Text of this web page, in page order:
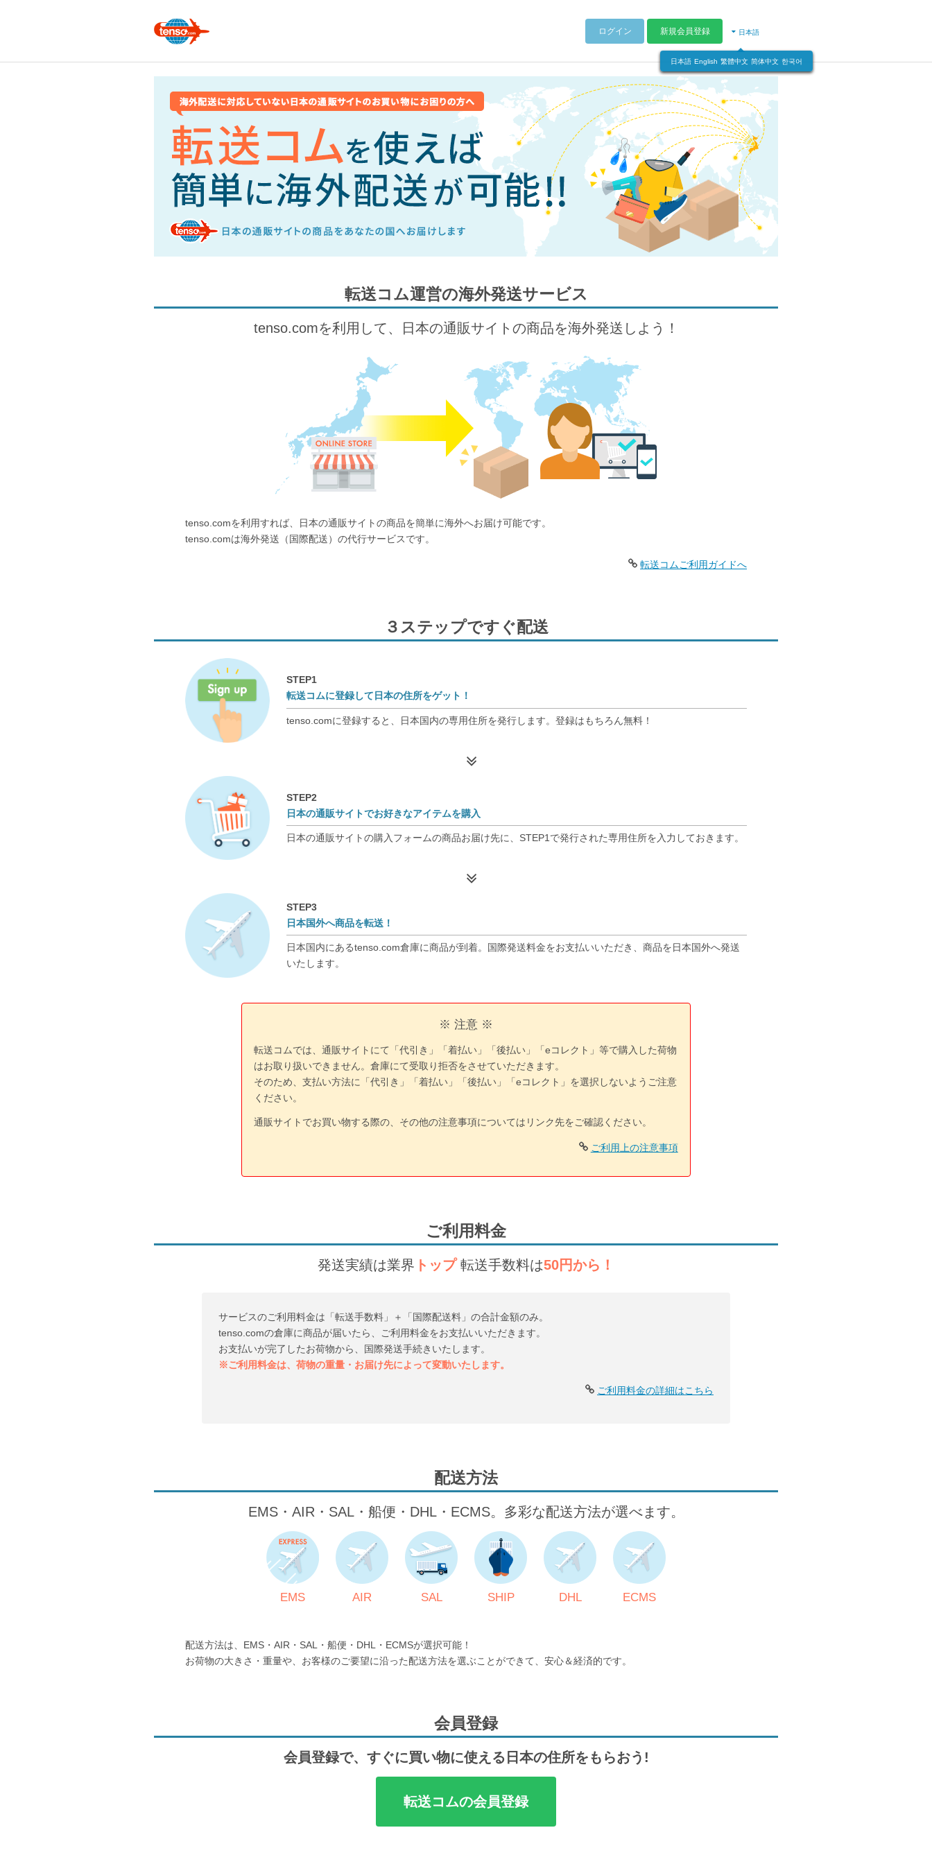
ログイン 新規会員登録 日本語
日本語 English 繁體中文 简体中文 한국어
転送コム運営の海外発送サービス
tenso.comを利用して、日本の通販サイトの商品を海外発送しよう！
tenso.comを利用すれば、日本の通販サイトの商品を簡単に海外へお届け可能です。
tenso.comは海外発送（国際配送）の代行サービスです。
転送コムご利用ガイドへ
３ステップですぐ配送
STEP1
転送コムに登録して日本の住所をゲット！
tenso.comに登録すると、日本国内の専用住所を発行します。登録はもちろん無料！
STEP2
日本の通販サイトでお好きなアイテムを購入
日本の通販サイトの購入フォームの商品お届け先に、STEP1で発行された専用住所を入力しておきます。
STEP3
日本国外へ商品を転送！
日本国内にあるtenso.com倉庫に商品が到着。国際発送料金をお支払いいただき、商品を日本国外へ発送
いたします。
※ 注意 ※
転送コムでは、通販サイトにて「代引き」「着払い」「後払い」「eコレクト」等で購入した荷物
はお取り扱いできません。倉庫にて受取り拒否をさせていただきます。
そのため、支払い方法に「代引き」「着払い」「後払い」「eコレクト」を選択しないようご注意
ください。
通販サイトでお買い物する際の、その他の注意事項についてはリンク先をご確認ください。
ご利用上の注意事項
ご利用料金
発送実績は業界 トップ 転送手数料は50円から！
サービスのご利用料金は「転送手数料」＋「国際配送料」の合計金額のみ。
tenso.comの倉庫に商品が届いたら、ご利用料金をお支払いいただきます。
お支払いが完了したお荷物から、国際発送手続きいたします。
※ご利用料金は、荷物の重量・お届け先によって変動いたします。
ご利用料金の詳細はこちら
配送方法
EMS・AIR・SAL・船便・DHL・ECMS。多彩な配送方法が選べます。
EMS AIR SAL SHIP DHL ECMS
配送方法は、EMS・AIR・SAL・船便・DHL・ECMSが選択可能！
お荷物の大きさ・重量や、お客様のご要望に沿った配送方法を選ぶことができて、安心＆経済的です。
会員登録
会員登録で、すぐに買い物に使える日本の住所をもらおう!
転送コムの会員登録